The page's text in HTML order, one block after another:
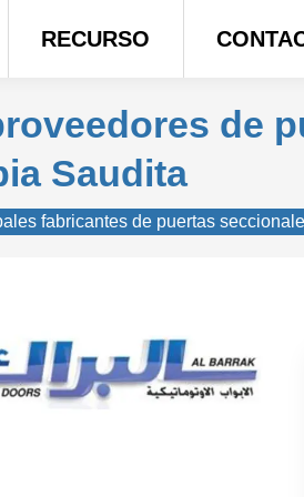
RECURSO
de
Saudita
fabricantes de puertas